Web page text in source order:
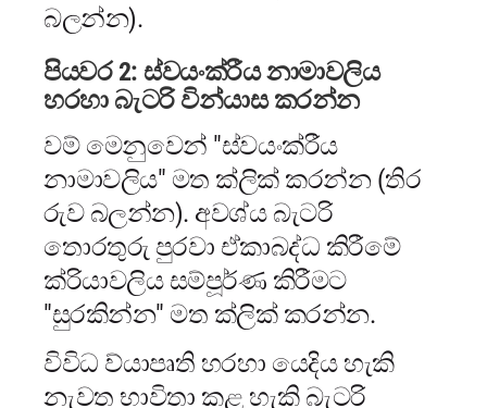
බලන්න).
පියවර 2: ස්වයංක්රීය නාමාවලිය
හරහා බැටරි වින්යාස කරන්න
වම් මෙනුවෙන් "ස්වයංක්රීය
නාමාවලිය" මත ක්ලික් කරන්න (තිර
රුව බලන්න). අවශ්ය බැටරි
තොරතුරු පුරවා ඒකාබද්ධ කිරීමේ
ක්රියාවලිය සම්පූර්ණ කිරීමට
"සුරකින්න" මත ක්ලික් කරන්න.
විවිධ ව්යාපෘති හරහා යෙදිය හැකි
නැවත භාවිතා කළ හැකි බැටරි